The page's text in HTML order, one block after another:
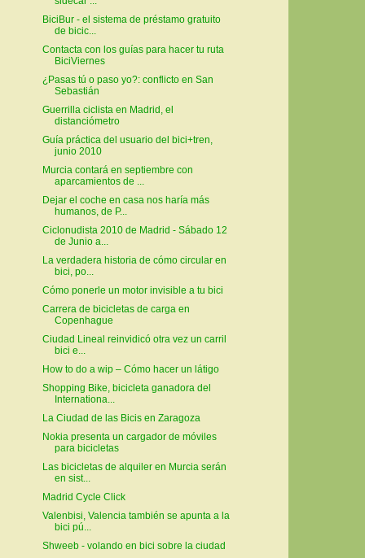
BiciBur - el sistema de préstamo gratuito
de bicic...
Contacta con los guías para hacer tu ruta
BiciViernes
¿Pasas tú o paso yo?: conflicto en San
Sebastián
Guerrilla ciclista en Madrid, el
distanciómetro
Guía práctica del usuario del bici+tren,
junio 2010
Murcia contará en septiembre con
aparcamientos de ...
Dejar el coche en casa nos haría más
humanos, de P...
Ciclonudista 2010 de Madrid - Sábado 12
de Junio a...
La verdadera historia de cómo circular en
bici, po...
Cómo ponerle un motor invisible a tu bici
Carrera de bicicletas de carga en
Copenhague
Ciudad Lineal reinvidicó otra vez un carril
bici e...
How to do a wip – Cómo hacer un látigo
Shopping Bike, bicicleta ganadora del
Internationa...
La Ciudad de las Bicis en Zaragoza
Nokia presenta un cargador de móviles
para bicicletas
Las bicicletas de alquiler en Murcia serán
en sist...
Madrid Cycle Click
Valenbisi, Valencia también se apunta a la
bici pú...
Shweeb - volando en bici sobre la ciudad